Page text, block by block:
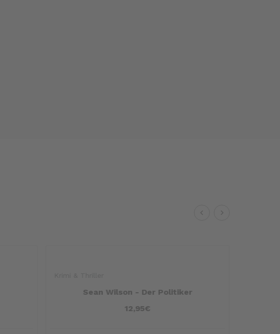
Sean Wilson - Der Politiker
12,95€